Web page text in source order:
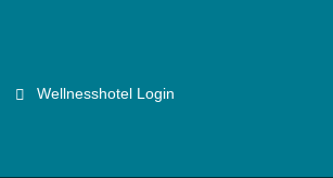
Wellnesshotel Login